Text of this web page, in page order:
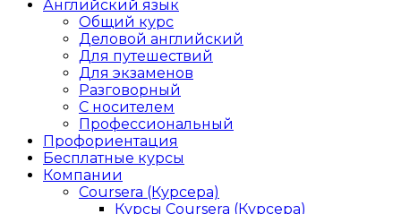
Английский язык
Общий курс
Деловой английский
Для путешествий
Для экзаменов
Разговорный
С носителем
Профессиональный
Профориентация
Бесплатные курсы
Компании
Coursera (Курсера)
Курсы Coursera (Курсера)